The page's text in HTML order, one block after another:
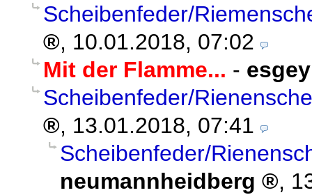
Scheibenfeder/
, 10.01.2018, 07:02
Mit der Flamme... - esgey
Scheibenfeder/
, 13.01.2018, 07:41
Scheibenfeder/
neumannheidberg
,